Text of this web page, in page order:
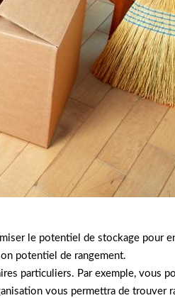
le potentiel de stockage pour
potentiel de rangement.
particuliers. Par exemple, vous
vous permettra de trouver